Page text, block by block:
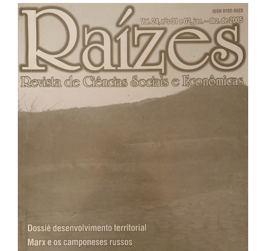
Barra
lateral
de
artigos